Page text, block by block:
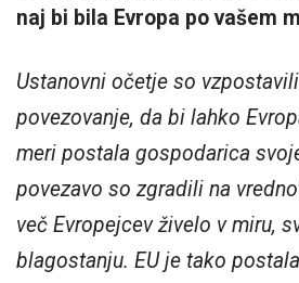
naj bi bila Evropa po vašem
Ustanovni očetje so
povezovanje, da bi lahko
meri postala gospodarica
povezavo so zgradili na
več Evropejcev živelo v miru,
blagostanju. EU je tako